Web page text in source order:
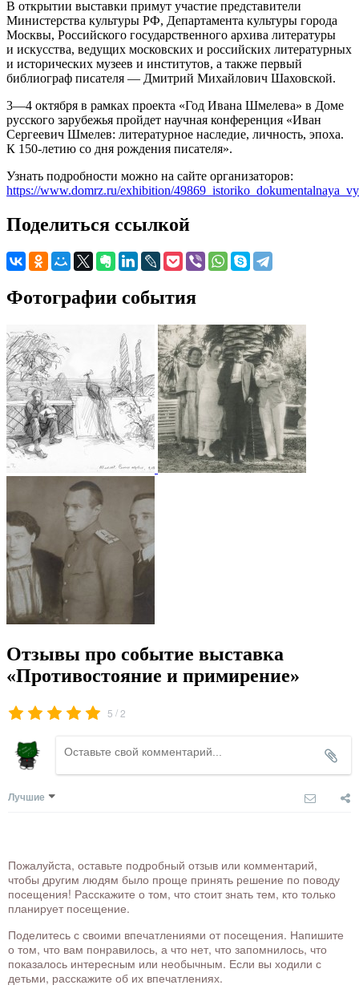
В открытии выставки примут участие представители
Министерства культуры РФ, Департамента культуры города
Москвы, Российского государственного архива литературы
и искусства, ведущих московских и российских литературных
и исторических музеев и институтов, а также первый
библиограф писателя — Дмитрий Михайлович Шаховской.
3—4 октября в рамках проекта «Год Ивана Шмелева» в Доме
русского зарубежья пройдет научная конференция «Иван
Сергеевич Шмелев: литературное наследие, личность, эпоха.
К 150-летию со дня рождения писателя».
Узнать подробности можно на сайте организаторов:
https://www.domrz.ru/exhibition/
Поделиться ссылкой
Фотографии события
Отзывы про событие выставка
«Противостояние и примирение»
5 /2
Лучшие
Пожалуйста, оставьте подробный отзыв или комментарий,
чтобы другим людям было проще принять решение по поводу
посещения! Расскажите о том, что стоит знать тем, кто только
планирует посещение.
Поделитесь с своими впечатлениями от посещения. Напишите
о том, что вам понравилось, а что нет, что запомнилось, что
показалось интересным или необычным. Если вы ходили с
детьми, расскажите об их впечатлениях.